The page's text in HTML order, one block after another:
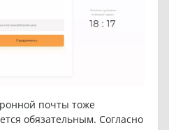
почты тоже
обязательным. Согласно